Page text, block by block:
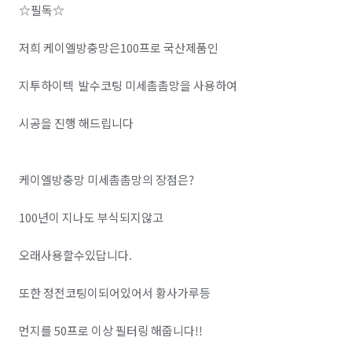
☆필독☆
저희 케이엘방충망은100프로 국산제품인
지투하이텍  발수코팅 미세촘촘망을 사용하여
시공을 진행 해드립니다
케이엘방충망 미세촘촘망의 장점은?
100년이 지나도 부식되지않고
오래사용할수있답니다.
또한 정전코팅이되어있어서 황사가루등
먼지를 50프로 이상 필터링 해줍니다!!